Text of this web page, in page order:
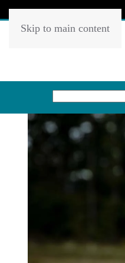
Skip to main content